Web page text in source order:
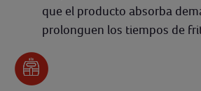
que el producto absorba
prolonguen los tiempos de